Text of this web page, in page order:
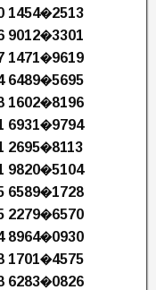
1454�2513
9012�3301
1471�9619
6489�5695
1602�8196
6931�9794
2695�8113
9820�5104
6589�1728
2279�6570
8964�0930
1701�4575
6283�0826